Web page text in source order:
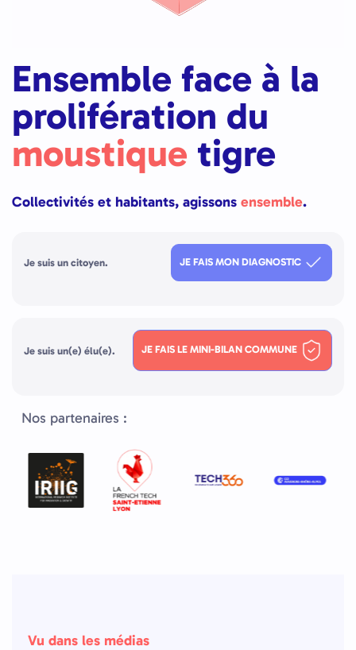
Ensemble face à la
prolifération du
moustique tigre
Collectivités et habitants, agissons ensemble.
Je suis un citoyen. JE FAIS MON DIAGNOSTIC
Je suis un(e) élu(e). JE FAIS LE MINI-BILAN COMMUNE
Nos partenaires :
Vu dans les médias